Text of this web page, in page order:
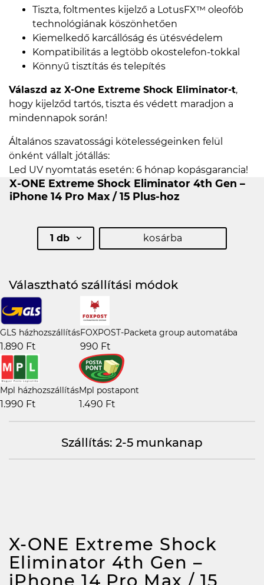
Tiszta, foltmentes kijelző a LotusFX™ oleofób
technológiának köszönhetően
Kiemelkedő karcállóság és ütésvédelem
Kompatibilitás a legtöbb okostelefon-tokkal
Könnyű tisztítás és telepítés
Válaszd az X-One Extreme Shock Eliminator-t,
hogy kijelződ tartós, tiszta és védett maradjon a
mindennapok során!
Általános szavatossági kötelességeinken felül
önként vállalt jótállás:
Led UV nyomtatás esetén: 6 hónap kopásgarancia!
X-ONE Extreme Shock Eliminator 4th Gen –
iPhone 14 Pro Max / 15 Plus-hoz
1 db kosárba
Választható szállítási módok
GLS házhozszállítás
1.890 Ft
FOXPOST-Packeta group automatába
990 Ft
Mpl házhozszállítás
1.990 Ft
Mpl postapont
1.490 Ft
Szállítás: 2-5 munkanap
X-ONE Extreme Shock
Eliminator 4th Gen –
iPhone 14 Pro Max / 15